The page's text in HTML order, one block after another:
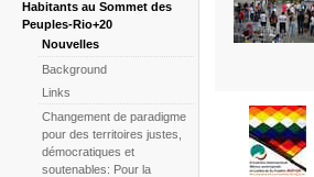
Habitants au Sommet des
Peuples-Rio+20
Nouvelles
Background
Links
Changement de paradigme
pour des territoires justes,
démocratiques et
soutenables: Pour la